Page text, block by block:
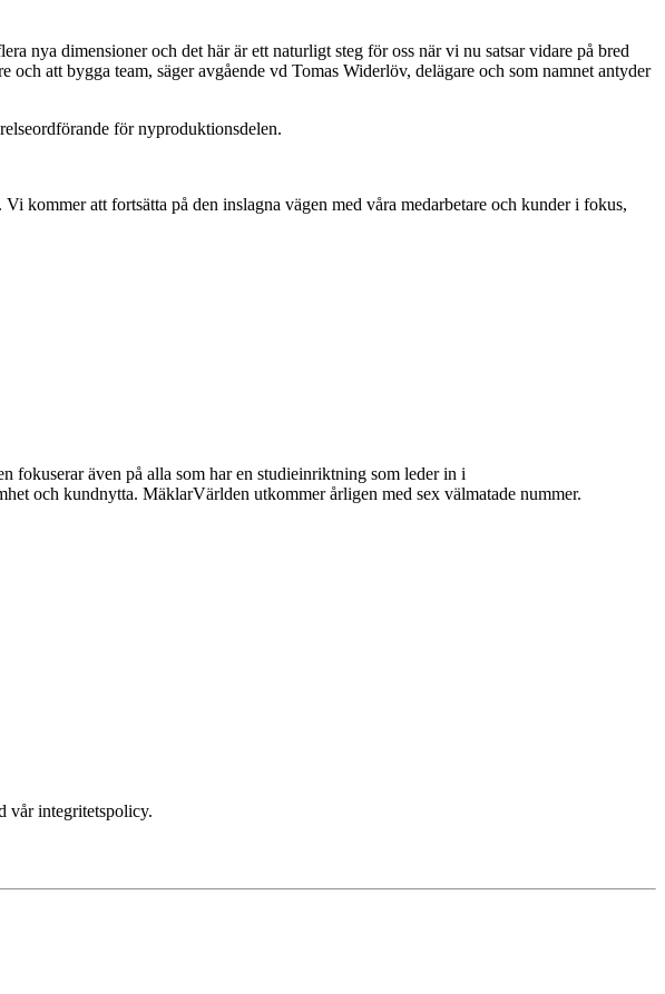
nya dimensioner och det här är ett naturligt steg för oss när vi nu satsar vidare på bred
att bygga team, säger avgående vd Tomas Widerlöv, delägare och som namnet antyder
för nyproduktionsdelen.
kommer att fortsätta på den inslagna vägen med våra medarbetare och kunder i fokus,
fokuserar även på alla som har en studieinriktning som leder in i
och kundnytta. MäklarVärlden utkommer årligen med sex välmatade nummer.
vår integritetspolicy.